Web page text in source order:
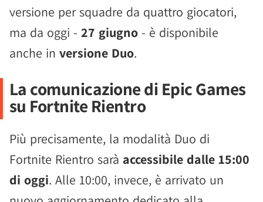
versione per squadre da quattro giocatori,
ma da oggi - 27 giugno - è disponibile
anche in versione Duo.
La comunicazione di Epic Games
su Fortnite Rientro
Più precisamente, la modalità Duo di
Fortnite Rientro sarà accessibile dalle 15:00
di oggi. Alle 10:00, invece, è arrivato un